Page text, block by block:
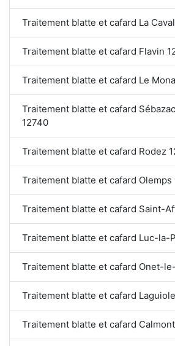
Traitement blatte et cafard La
Traitement blatte et cafard Flavin
Traitement blatte et cafard Le
Traitement blatte et cafard
12740
Traitement blatte et cafard Rodez
Traitement blatte et cafard Olemps
Traitement blatte et cafard Saint-
Traitement blatte et cafard Luc-la-
Traitement blatte et cafard Onet-
Traitement blatte et cafard
Traitement blatte et cafard